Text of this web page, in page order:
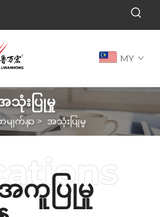
MY
သုံးပြုမှု
မျက်နှာ > အသုံးပြုမှု
ကူပြုမှု